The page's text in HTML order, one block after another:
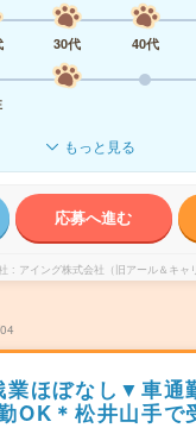
30代 40代
もっと見る
応募へ進む
アイング株式会社（旧アール＆キャ
業ほぼなし▼車通
OK＊松井山手で